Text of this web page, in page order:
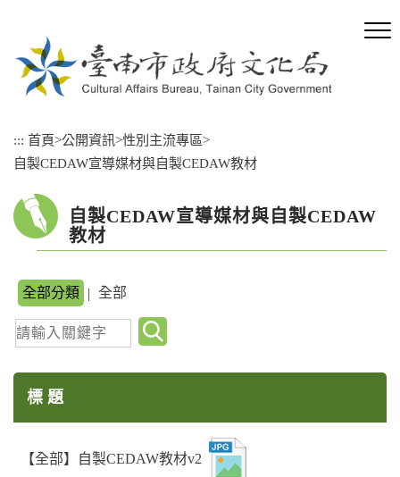
::: 首頁>公開資訊>性別主流專區>
自製CEDAW宣導媒材與自製CEDAW教材
自製CEDAW宣導媒材與自製CEDAW
教材
全部分類 | 全部
關
鍵
字
詢
標 題
【全部】自製CEDAW教材v2